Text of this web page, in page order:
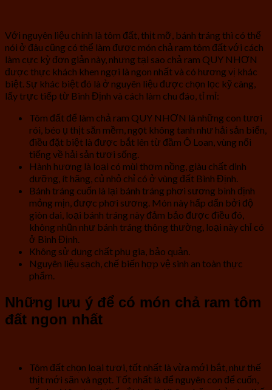
Với nguyên liệu chính là tôm đất, thịt mỡ, bánh tráng thì có thể
nói ở đâu cũng có thể làm được món chả ram tôm đất với cách
làm cực kỳ đơn giản này, nhưng tại sao chả ram QUY NHƠN
được thực khách khen ngợi là ngon nhất và có hương vị khác
biệt. Sự khác biệt đó là ở nguyên liệu được chọn lọc kỹ càng,
lấy trực tiếp từ Bình Định và cách làm chu đáo, tỉ mỉ:
Tôm đất để làm chả ram QUY NHƠN là những con tươi
rói, béo ụ thịt săn mềm, ngọt không tanh như hải sản biển,
điều đặt biệt là được bắt lên từ đầm Ô Loan, vùng nổi
tiếng về hải sản tươi sống.
Hành hương là loại có mùi thơm nồng, giàu chất dinh
dưỡng, ít hăng, củ nhỏ chỉ có ở vùng đất Bình Định.
Bánh tráng cuốn là lại bánh tráng phơi sương bình định
mỏng mịn, được phơi sương. Món này hấp dẩn bởi độ
giòn dai, loại bánh tráng này đảm bảo được điều đó,
không nhũn như bánh tráng thông thường, loại này chỉ có
ở Bình Định.
Không sử dụng chất phụ gia, bảo quản.
Nguyên liệu sạch, chế biến hợp vệ sinh an toàn thực
phẩm.
Những lưu ý để có món chả ram tôm
đất ngon nhất
Tôm đất chọn loại tươi, tốt nhất là vừa mới bắt, như thế
thịt mới săn và ngọt. Tốt nhất là để nguyên con để cuốn,